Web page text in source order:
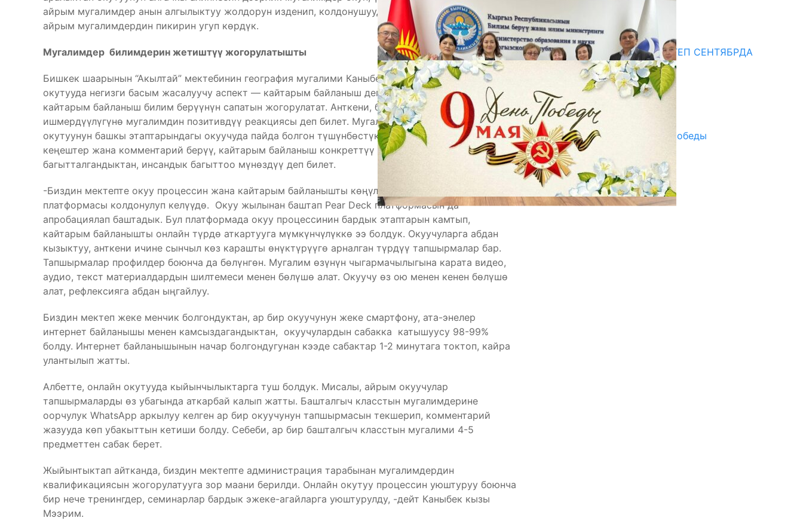
айрым мугалимдер анын алгылыктуу жолдорун изденип, колдонушууда. Биз төмөндө ошондой
айрым мугалимдердин пикирин угуп көрдүк.
Мугалимдер билимдерин жетиштүү жогорулатышты
Бишкек шаарынын “Акылтай” мектебинин география мугалими Каныбек кызы Мээрим онлайн-
окутууда негизги басым жасалуучу аспект — кайтарым байланыш деп эсептейт. Анын ою боюнча
кайтарым байланыш билим берүүнүн сапатын жогорулатат. Анткени, бул — окуучунун
ишмердүүлүгүнө мугалимдин позитивдүү реакциясы деп билет. Мугалимдин реакциясы — бул
окутуунун башкы этаптарындагы окуучуда пайда болгон түшүнбөстүктөргө позитивдүү сунуштар,
кеңештер жана комментарий берүү, кайтарым байланыш конкреттүү окуучуга
багытталгандыктан, инсандык багыттоо мүнөздүү деп билет.
-Биздин мектепте окуу процессин жана кайтарым байланышты көңүлдүү өткөрүүгө Kahoot
платформасы колдонулуп келүүдө. Окуу жылынан баштап Pear Deck платформасын да
апробациялап баштадык. Бул платформада окуу процессинин бардык этаптарын камтып,
кайтарым байланышты онлайн түрдө аткартууга мүмкүнчүлүккө ээ болдук. Окуучуларга абдан
кызыктуу, анткени ичине сынчыл көз карашты өнүктүрүүгө арналган түрдүү тапшырмалар бар.
Тапшырмалар профилдер боюнча да бөлүнгөн. Мугалим өзүнүн чыгармачылыгына карата видео,
аудио, текст материалдардын шилтемеси менен бөлүшө алат. Окуучу өз ою менен кенен бөлүшө
алат, рефлексияга абдан ыңгайлуу.
Биздин мектеп жеке менчик болгондуктан, ар бир окуучунун жеке смартфону, ата-энелер
интернет байланышы менен камсыздагандыктан, окуучулардын сабакка катышуусу 98-99%
болду. Интернет байланышынын начар болгондугунан кээде сабактар 1-2 минутага токтоп, кайра
улантылып жатты.
Албетте, онлайн окутууда кыйынчылыктарга туш болдук. Мисалы, айрым окуучулар
тапшырмаларды өз убагында аткарбай калып жатты. Башталгыч класстын мугалимдерине
оорчулук WhatsApp аркылуу келген ар бир окуучунун тапшырмасын текшерип, комментарий
жазууда көп убакыттын кетиши болду. Себеби, ар бир башталгыч класстын мугалими 4-5
предметтен сабак берет.
Жыйынтыктап айтканда, биздин мектепте администрация тарабынан мугалимдердин
квалификациясын жогорулатууга зор маани берилди. Онлайн окутуу процессин уюштуруу боюнча
бир нече тренингдер, семинарлар бардык эжеке-агайларга уюштурулду, -дейт Каныбек кызы
Мээрим.
20.07.2026
Медиа
СУЗАКТА 750 ОРУНДУУ МЕКТЕП СЕНТЯБРДА
ПАЙДАЛАНУУГА БЕРИЛЕТ
07.08.2025
Улуу Жеңиштин жандуу сөзү
29.04.2025
Награды в преддверии Дня Победы
29.04.2025